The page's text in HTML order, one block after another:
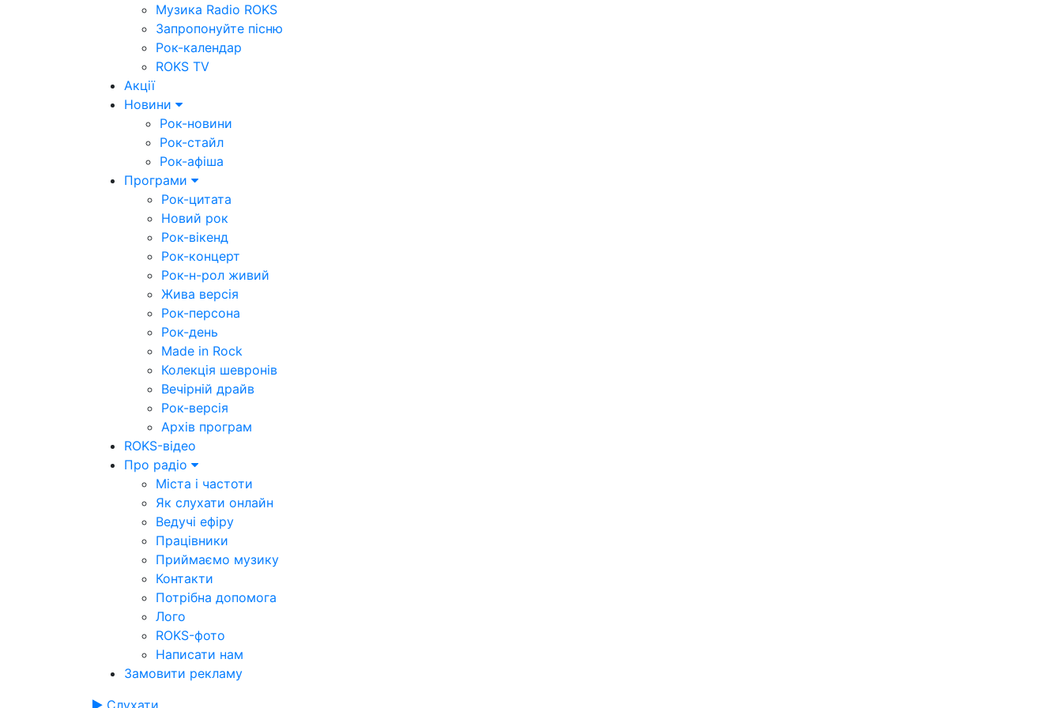
Музика Radio ROKS
Запропонуйте пісню
Рок-календар
ROKS TV
Акції
Новини
Рок-новини
Рок-стайл
Рок-афіша
Програми
Рок-цитата
Новий рок
Рок-вікенд
Рок-концерт
Рок-н-рол живий
Жива версія
Рок-персона
Рок-день
Made in Rock
Колекція шевронів
Вечірній драйв
Рок-версія
Архів програм
ROKS-відео
Про радіо
Міста і частоти
Як слухати онлайн
Ведучі ефіру
Працівники
Приймаємо музику
Контакти
Потрібна допомога
Лого
ROKS-фото
Написати нам
Замовити рекламу
Слухати